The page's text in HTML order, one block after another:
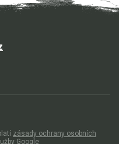
zásady ochrany osobních
Google